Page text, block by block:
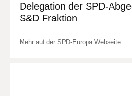
Delegation der SPD-
S&D Fraktion
Mehr auf der SPD-Europa Webseite